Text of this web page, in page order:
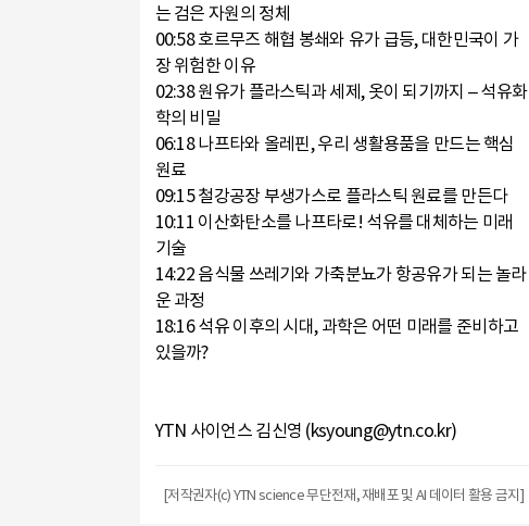
는 검은 자원의 정체
00:58 호르무즈 해협 봉쇄와 유가 급등, 대한민국이 가
장 위험한 이유
02:38 원유가 플라스틱과 세제, 옷이 되기까지 – 석유화
학의 비밀
06:18 나프타와 올레핀, 우리 생활용품을 만드는 핵심
원료
09:15 철강공장 부생가스로 플라스틱 원료를 만든다
10:11 이산화탄소를 나프타로! 석유를 대체하는 미래
기술
14:22 음식물 쓰레기와 가축분뇨가 항공유가 되는 놀라
운 과정
18:16 석유 이후의 시대, 과학은 어떤 미래를 준비하고
있을까?
YTN 사이언스 김신영 (ksyoung@ytn.co.kr)
[저작권자(c) YTN science 무단전재, 재배포 및 AI 데이터 활용 금지]